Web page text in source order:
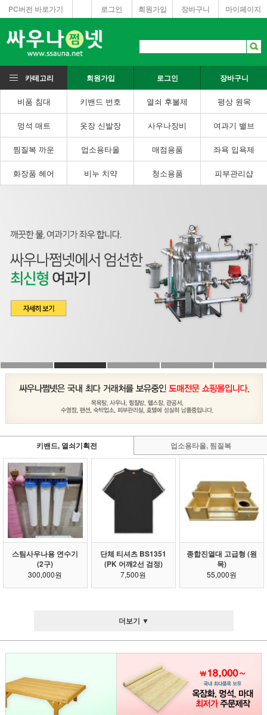
PC버전 바로가기 마이페이지
장바구니
회원가입
로그인
카테고리 회원가입 로그인 장바구니
비품 침대 키밴드 번호 열쇠 후불제 평상 원목
멍석 매트 옷장 신발장 사우나장비 여과기 밸브
찜질복 까운 업소용타올 매점용품 좌욕 입욕제
화장품 헤어 비누 치약 청소용품 피부관리샵
키밴드, 열쇠기획전 업소용타올, 찜질복
스팀사우나용 연수기
(2구)
300,000원
단체 티셔츠 BS1351
(PK 어깨2선 검정)
7,500원
종합진열대 고급형 (원
목)
55,000원
더보기 ▼